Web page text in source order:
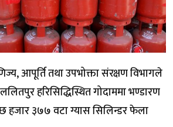
आपूर्ति तथा उपभोक्ता संरक्षण विभागले
ललितपुर हरिसिद्धिस्थित गोदाममा भण्डारण
हजार ३७७ वटा ग्यास सिलिन्डर फेला